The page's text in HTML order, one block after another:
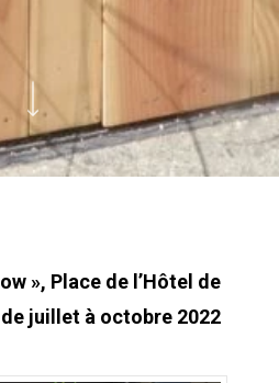
», Place de l’Hôtel de
juillet à octobre 2022